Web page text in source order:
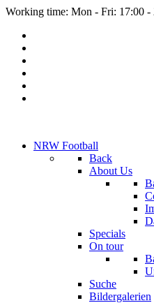
Working time: Mon - Fri: 17:00 -
NRW Football
Back
About Us
Specials
On tour
Suche
Bildergalerien